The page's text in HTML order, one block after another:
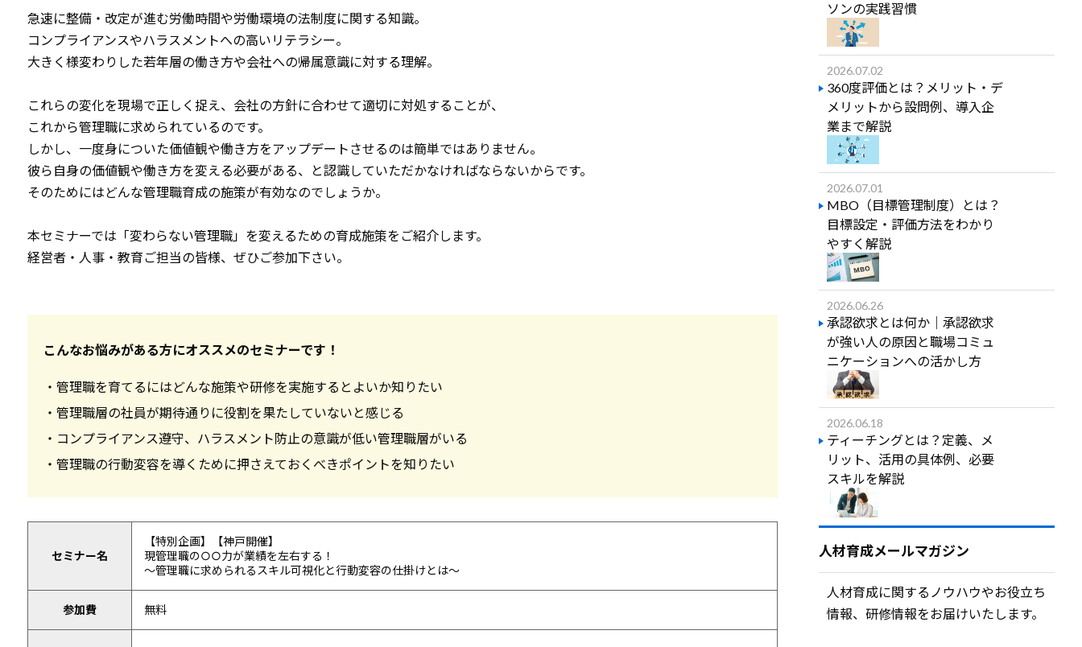
急速に整備・改定が進む労働時間や労働環境の法制度に関する知識。
コンプライアンスやハラスメントへの高いリテラシー。
大きく様変わりした若年層の働き方や会社への帰属意識に対する理解。
これらの変化を現場で正しく捉え、会社の方針に合わせて適切に対処することが、
これから管理職に求められているのです。
しかし、一度身についた価値観や働き方をアップデートさせるのは簡単ではありません。
彼ら自身の価値観や働き方を変える必要がある、と認識していただかなければならないからです。
そのためにはどんな管理職育成の施策が有効なのでしょうか。
本セミナーでは「変わらない管理職」を変えるための育成施策をご紹介します。
経営者・人事・教育ご担当の皆様、ぜひご参加下さい。
こんなお悩みがある方にオススメのセミナーです！
・管理職を育てるにはどんな施策や研修を実施するとよいか知りたい
・管理職層の社員が期待通りに役割を果たしていないと感じる
・コンプライアンス遵守、ハラスメント防止の意識が低い管理職層がいる
・管理職の行動変容を導くために押さえておくべきポイントを知りたい
セミナー名
【特別企画】【神戸開催】
現管理職の○○力が業績を左右する！
～管理職に求められるスキル可視化と行動変容の仕掛けとは～
参加費 無料
ソンの実践習慣
2026.07.02
360度評価とは？メリット・デ
メリットから設問例、導入企
業まで解説
2026.07.01
MBO（目標管理制度）とは？
目標設定・評価方法をわかり
やすく解説
2026.06.26
承認欲求とは何か｜承認欲求
が強い人の原因と職場コミュ
ニケーションへの活かし方
2026.06.18
ティーチングとは？定義、メ
リット、活用の具体例、必要
スキルを解説
人材育成メールマガジン
人材育成に関するノウハウやお役立ち
情報、研修情報をお届けいたします。